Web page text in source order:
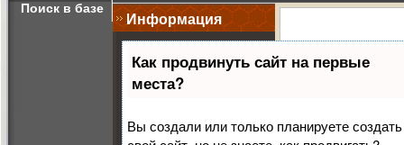
Поиск в базе
Информация
Как продвинуть сайт на первые
места?
Вы создали или только планируете создать
Executor Knife и